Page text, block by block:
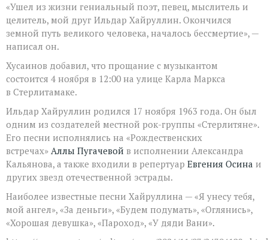
«Ушел из жизни гениальный поэт, певец, мыслитель и
целитель, мой друг Ильдар Хайруллин. Окончился
земной путь великого человека, началось бессмертие», —
написал он.
Хусаинов добавил, что прощание с музыкантом
состоится 4 ноября в 12:00 на улице Карла Маркса
в Стерлитамаке.
Ильдар Хайруллин родился 17 ноября 1963 года. Он был
одним из создателей местной рок-группы «Стерлитяне».
Его песни исполнялись на «Рождественских
встречах» Аллы Пугачевой в исполнении Александра
Кальянова, а также входили в репертуар Евгения Осина и
других звезд отечественной эстрады.
Наиболее известные песни Хайруллина — «Я унесу тебя,
мой ангел», «За деньги», «Будем подумать», «Оглянись»,
«Хорошая девушка», «Пароход», «У дяди Вани».